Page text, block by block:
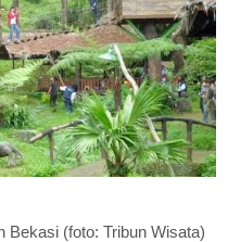
Bekasi (foto: Tribun Wisata)